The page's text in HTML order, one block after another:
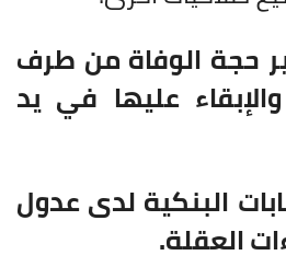
حجة الوفاة من طرف
عليها في يد
البنكية لدى عدول
العقلة.